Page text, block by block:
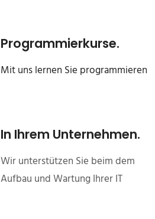
Programmierkurse.
Mit uns lernen Sie programmieren
In Ihrem Unternehmen.
Wir unterstützen Sie beim dem
Aufbau und Wartung Ihrer IT